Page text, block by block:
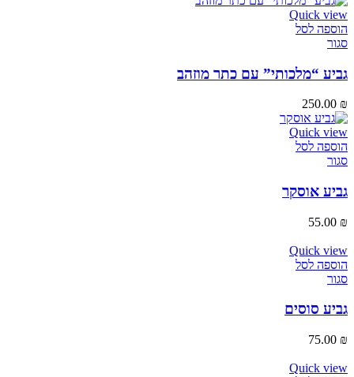
Quick view
הוספה לסל
סגור
גביע “מלכותי” עם כתר מוזהב
250.00 ₪
Quick view
הוספה לסל
סגור
גביע אוסקר
55.00 ₪
Quick view
הוספה לסל
סגור
גביע סוסים
75.00 ₪
Quick view